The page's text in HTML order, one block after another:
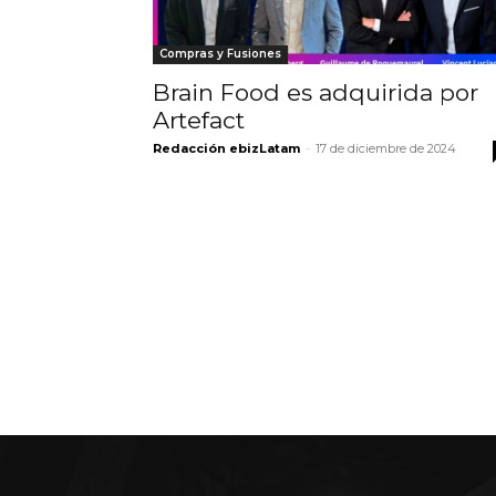
Compras y Fusiones
Brain Food es adquirida por
Artefact
Redacción ebizLatam - 17 de diciembre de 2024